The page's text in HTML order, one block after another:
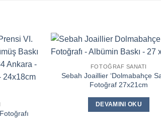
FOTOĞRAF SANATI
Sebah Joaillier ‘Dolmabahçe
Fotoğraf 27x21cm
DEVAMINI OKU